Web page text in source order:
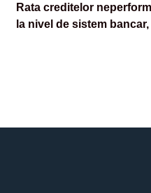
Rata creditelor
la nivel de sistem